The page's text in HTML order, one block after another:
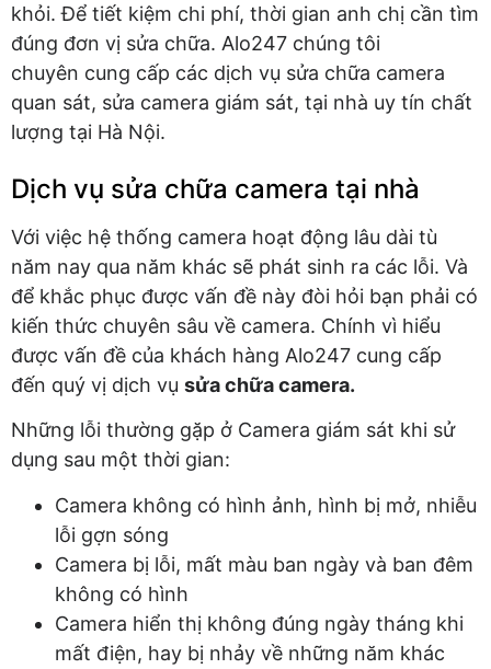
khỏi. Để tiết kiệm chi phí, thời gian anh chị cần tìm
đúng đơn vị sửa chữa. Alo247 chúng tôi
chuyên cung cấp các dịch vụ sửa chữa camera
quan sát, sửa camera giám sát, tại nhà uy tín chất
lượng tại Hà Nội.
Dịch vụ sửa chữa camera tại nhà
Với việc hệ thống camera hoạt động lâu dài tù
năm nay qua năm khác sẽ phát sinh ra các lỗi. Và
để khắc phục được vấn đề này đòi hỏi bạn phải có
kiến thức chuyên sâu về camera. Chính vì hiểu
được vấn đề của khách hàng Alo247 cung cấp
đến quý vị dịch vụ sửa chữa camera.
Những lỗi thường gặp ở Camera giám sát khi sử
dụng sau một thời gian:
Camera không có hình ảnh, hình bị mở, nhiễu
lỗi gợn sóng
Camera bị lỗi, mất màu ban ngày và ban đêm
không có hình
Camera hiển thị không đúng ngày tháng khi
mất điện, hay bị nhảy về những năm khác